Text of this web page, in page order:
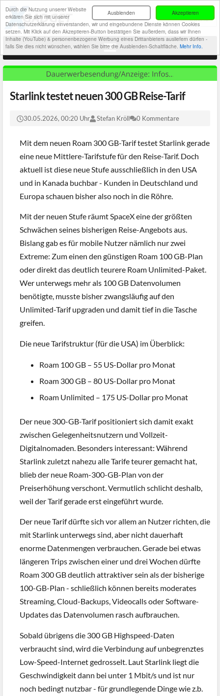
Akzeptieren
Ausblenden
Durch die Nutzung unserer Website
erklären Sie sich mit unserer
Datenschutzerklärung einverstanden, wir und eingebundene Dienste können Cookies
setzen. Mit Klick auf den Akzeptieren-Button bestätigen Sie außerdem, dass wir Ihnen
Inhalte (YouTube) & personenbezogene Werbung eines Drittanbieters ausliefern dürfen -
falls Sie dies nicht wünschen, wählen Sie bitte die Ausblenden-Schaltfläche. Mehr Info.
Starlink testet neuen 300 GB Reise-Tarif
30.05.2026, 00:20 Uhr Stefan Kröll 0 Kommentare
Mit dem neuen Roam 300 GB-Tarif testet Starlink gerade
eine neue Mittlere-Tarifstufe für den Reise-Tarif. Doch
aktuell ist diese neue Stufe ausschließlich in den USA
und in Kanada buchbar - Kunden in Deutschland und
Europa schauen bisher also noch in die Röhre.
Mit der neuen Stufe räumt SpaceX eine der größten
Schwächen seines bisherigen Reise-Angebots aus.
Bislang gab es für mobile Nutzer nämlich nur zwei
Extreme: Zum einen den günstigen Roam 100 GB-Plan
oder direkt das deutlich teurere Roam Unlimited-Paket.
Wer unterwegs mehr als 100 GB Datenvolumen
benötigte, musste bisher zwangsläufig auf den
Unlimited-Tarif upgraden und damit tief in die Tasche
greifen.
Die neue Tarifstruktur (für die USA) im Überblick:
Roam 100 GB – 55 US-Dollar pro Monat
Roam 300 GB – 80 US-Dollar pro Monat
Roam Unlimited – 175 US-Dollar pro Monat
Der neue 300-GB-Tarif positioniert sich damit exakt
zwischen Gelegenheitsnutzern und Vollzeit-
Digitalnomaden. Besonders interessant: Während
Starlink zuletzt nahezu alle Tarife teurer gemacht hat,
blieb der neue Roam-300-GB-Plan von der
Preiserhöhung verschont. Vermutlich schlicht deshalb,
weil der Tarif gerade erst eingeführt wurde.
Der neue Tarif dürfte sich vor allem an Nutzer richten, die
mit Starlink unterwegs sind, aber nicht dauerhaft
enorme Datenmengen verbrauchen. Gerade bei etwas
längeren Trips zwischen einer und drei Wochen dürfte
Roam 300 GB deutlich attraktiver sein als der bisherige
100-GB-Plan - schließlich können bereits moderates
Streaming, Cloud-Backups, Videocalls oder Software-
Updates das Datenvolumen rasch aufbrauchen.
Sobald übrigens die 300 GB Highspeed-Daten
verbraucht sind, wird die Verbindung auf unbegrenztes
Low-Speed-Internet gedrosselt. Laut Starlink liegt die
Geschwindigkeit dann bei unter 1 Mbit/s und ist nur
noch bedingt nutzbar - für grundlegende Dinge wie z.b.